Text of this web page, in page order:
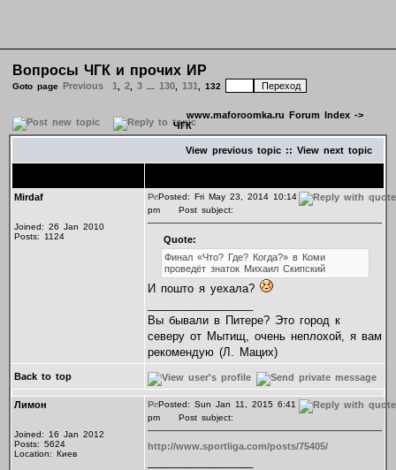
Вопросы ЧГК и прочих ИР
Goto page Previous 1 2 3 130 131 132
www.maforoomka.ru Forum Index ->
ЧГК
View previous topic :: View next topic
Mirdaf
Joined: 26 Jan 2010
Posts: 1124
Posted: Fri May 23, 2014 10:14
pm
Post subject:
Quote:
Финал «Что? Где? Когда?» в Коми
проведёт знаток Михаил Скипский
И пошто я уехала?
Вы бывали в Питере? Это город к
северу от Мытищ, очень неплохой, я вам
рекомендую (Л. Мацих)
Back to top
Лимон
Joined: 16 Jan 2012
Posts: 5624
Location: Киев
Posted: Sun Jan 11, 2015 6:41
pm
Post subject:
http://www.sportliga.com/posts/75405/